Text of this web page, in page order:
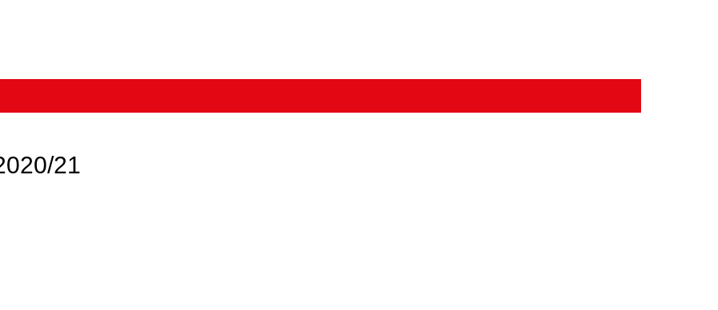
21